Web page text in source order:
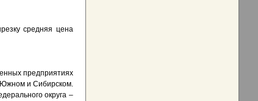
средняя цена
предприятиях
Южном и Сибирском.
округа –